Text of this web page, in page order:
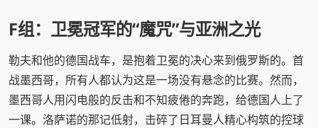
F组：卫冕冠军的“魔咒”与亚洲之光
勒夫和他的德国战车，是抱着卫冕的决心来到俄罗斯的。首
战墨西哥，所有人都认为这是一场没有悬念的比赛。然而，
墨西哥人用闪电般的反击和不知疲倦的奔跑，给德国人上了
一课。洛萨诺的那记低射，击碎了日耳曼人精心构筑的控球